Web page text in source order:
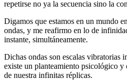
repetirse no ya la secuencia sino la
Digamos que estamos en un mundo
ondas, y me reafirmo en lo de
instante, simultáneamente.
Dichas ondas son escalas vibratorias
existe un planteamiento psicológico y
de nuestra infinitas réplicas.